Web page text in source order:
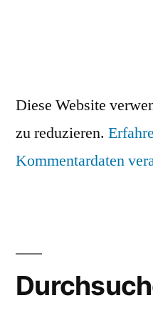
Diese Website
zu reduzieren.
Kommentardaten